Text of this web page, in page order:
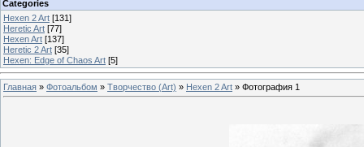
Categories
Hexen 2 Art [131]
Heretic Art [77]
Hexen Art [137]
Heretic 2 Art [35]
Hexen: Edge of Chaos Art [5]
Главная » Фотоальбом » Творчество (Art) » Hexen 2 Art » Фотография 1